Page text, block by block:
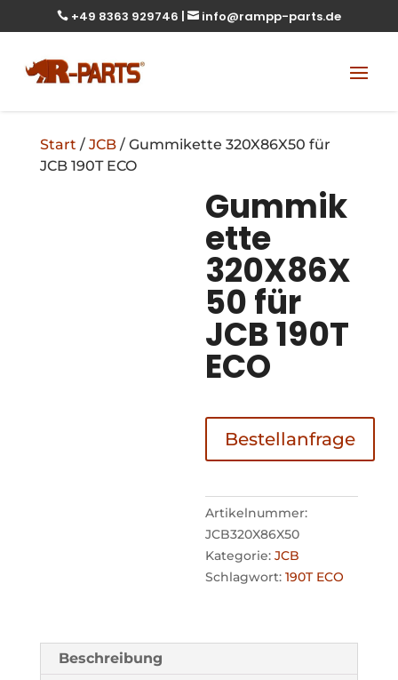
 +49 8363 929746 |  info@rampp-parts.de
Start / JCB/ Gummikette 320X86X50 für
JCB 190T ECO
Gummik
ette
320X86X
50 für
JCB 190T
ECO
Bestellanfrage
Artikelnummer:
JCB320X86X50
Kategorie:JCB
Schlagwort:190T ECO
Beschreibung